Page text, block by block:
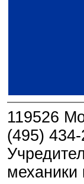
119526
(495)